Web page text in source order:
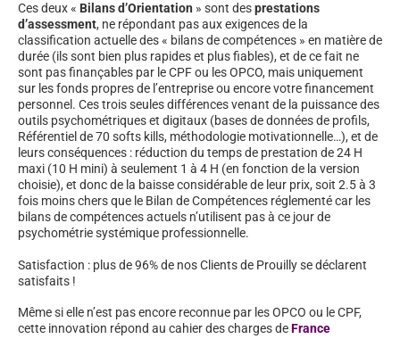
Ces deux « Bilans d’Orientation » sont desprestations
d’assessment, ne répondant pas aux exigences de la
classification actuelle des « bilans de compétences » en matière de
durée (ils sont bien plus rapides et plus fiables), et de ce fait ne
sont pas finançables par le CPF ou les OPCO, mais uniquement
sur les fonds propres de l’entreprise ou encore votre financement
personnel. Ces trois seules différences venant de la puissance des
outils psychométriques et digitaux (bases de données de profils,
Référentiel de 70 softs kills, méthodologie motivationnelle…), et de
leurs conséquences : réduction du temps de prestation de 24 H
maxi (10 H mini) à seulement 1 à 4 H (en fonction de la version
choisie), et donc de la baisse considérable de leur prix, soit 2.5 à 3
fois moins chers que le Bilan de Compétences réglementé car les
bilans de compétences actuels n’utilisent pas à ce jour de
psychométrie systémique professionnelle.
Satisfaction : plus de 96% de nos Clients de Prouilly se déclarent
satisfaits !
Même si elle n’est pas encore reconnue par les OPCO ou le CPF,
cette innovation répond au cahier des charges deFrance